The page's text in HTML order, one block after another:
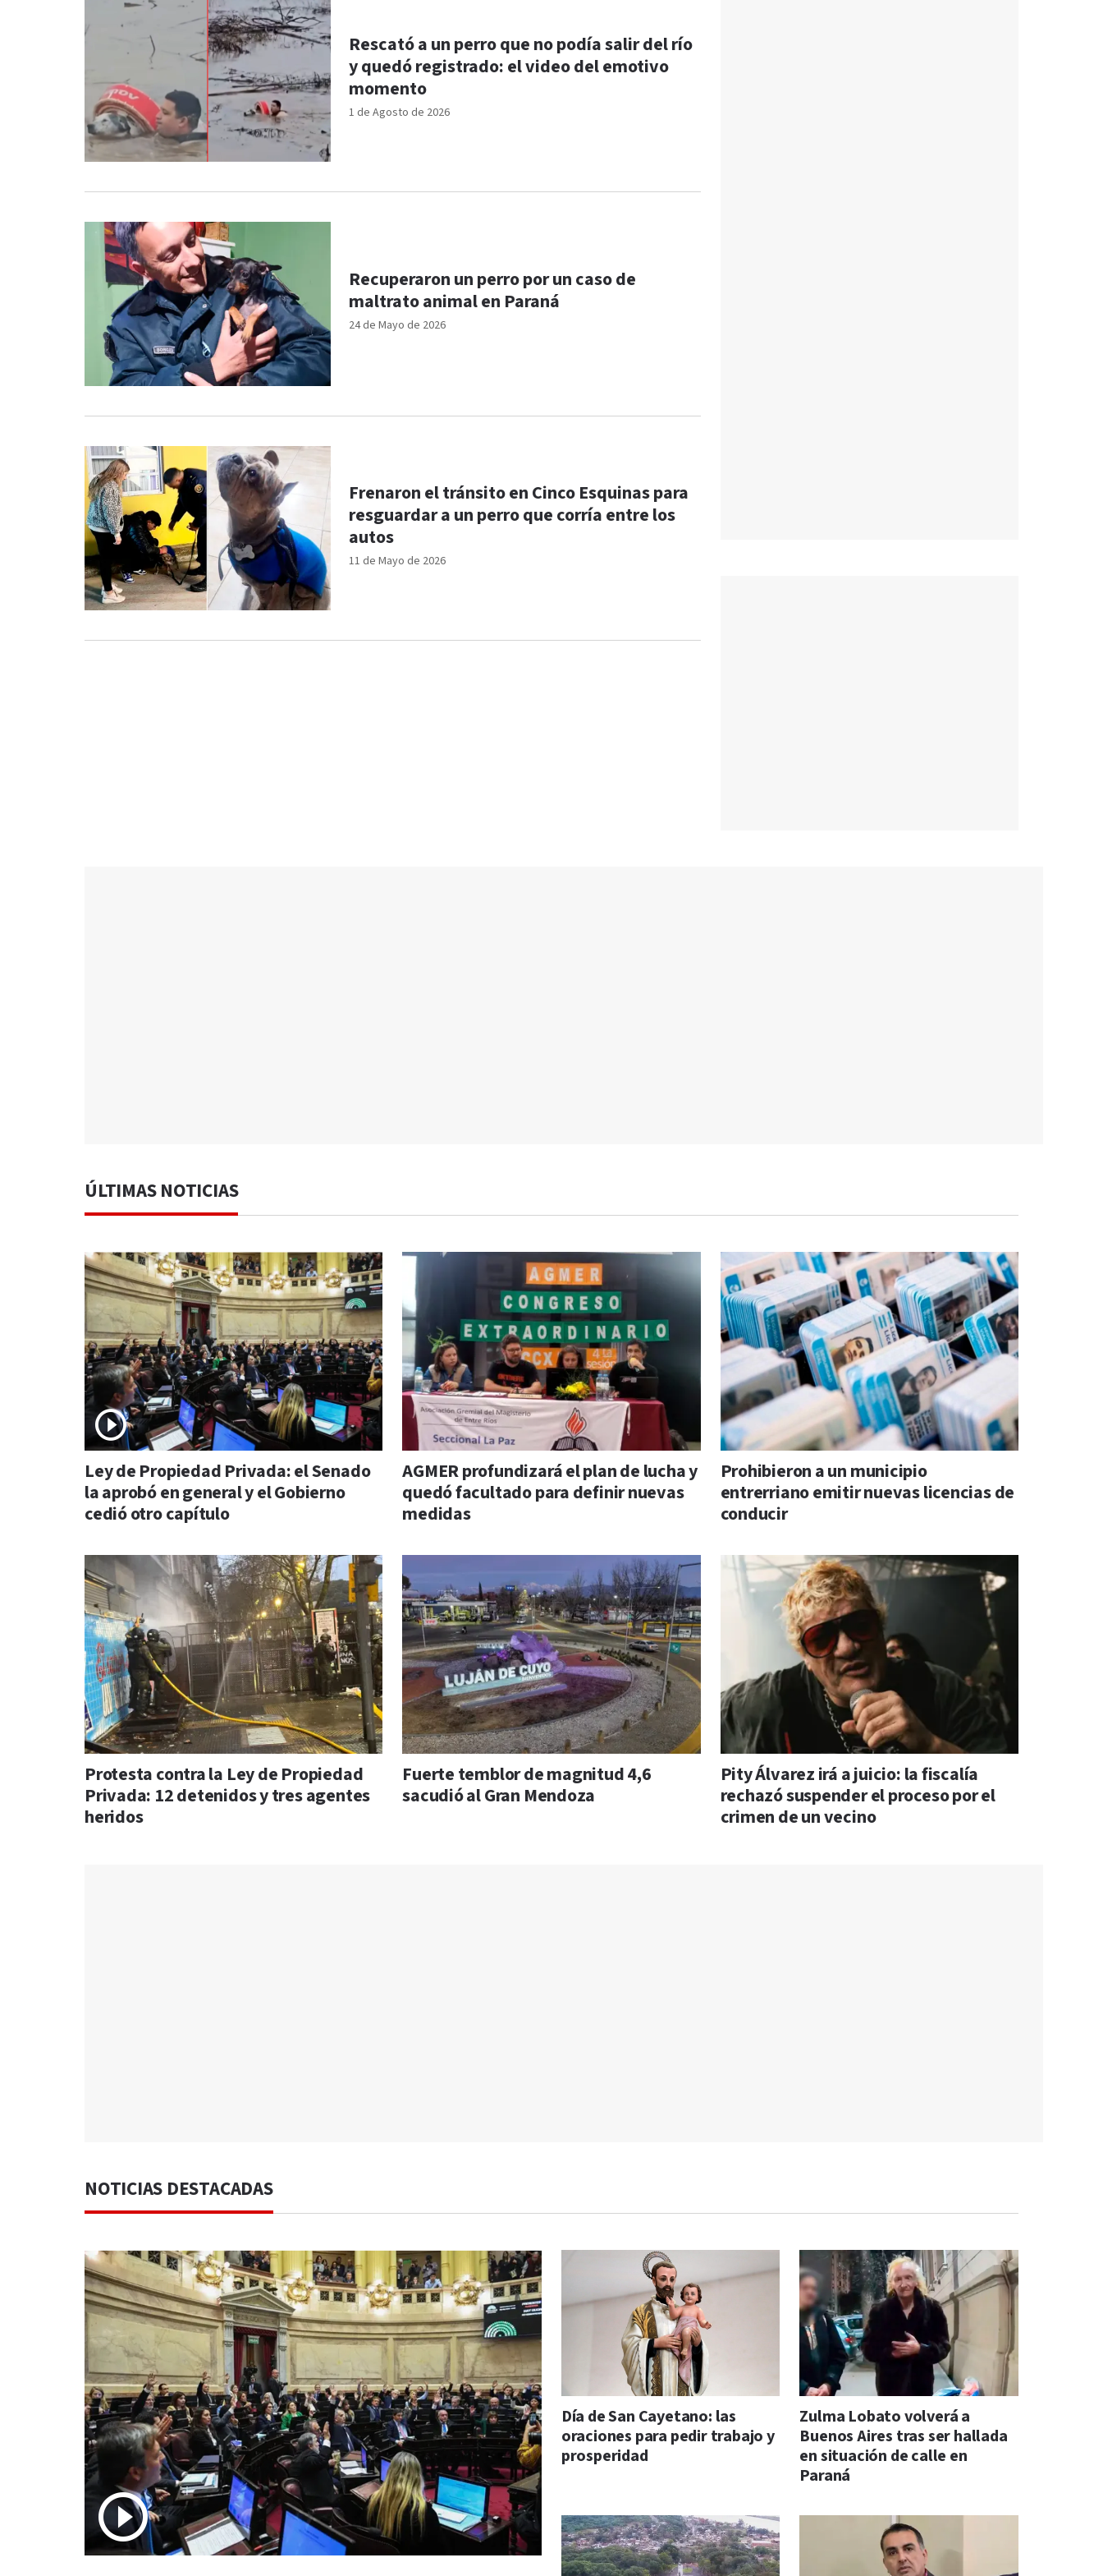
1 de Agosto de 2026
Rescató a un perro que no podía salir del río
y quedó registrado: el video del emotivo
momento
24 de Mayo de 2026
Recuperaron un perro por un caso de
maltrato animal en Paraná
11 de Mayo de 2026
Frenaron el tránsito en Cinco Esquinas para
resguardar a un perro que corría entre los
autos
ÚLTIMAS NOTICIAS
Ley de Propiedad Privada: el Senado
la aprobó en general y el Gobierno
cedió otro capítulo
AGMER profundizará el plan de lucha y
quedó facultado para definir nuevas
medidas
Prohibieron a un municipio
entrerriano emitir nuevas licencias de
conducir
Protesta contra la Ley de Propiedad
Privada: 12 detenidos y tres agentes
heridos
Fuerte temblor de magnitud 4,6
sacudió al Gran Mendoza
Pity Álvarez irá a juicio: la fiscalía
rechazó suspender el proceso por el
crimen de un vecino
NOTICIAS DESTACADAS
Día de San Cayetano: las
oraciones para pedir trabajo y
prosperidad
Zulma Lobato volverá a
Buenos Aires tras ser hallada
en situación de calle en
Paraná